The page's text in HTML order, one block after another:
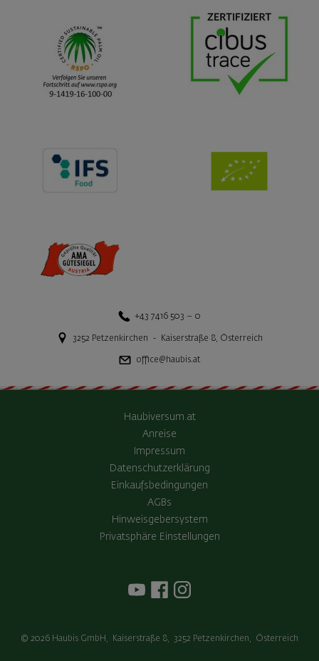
+43 7416 503 – 0
3252 Petzenkirchen - Kaiserstraße 8, Österreich
office@haubis.at
Haubiversum.at
Anreise
Impressum
Datenschutzerklärung
Einkaufsbedingungen
AGBs
Hinweisgebersystem
Privatsphäre Einstellungen
© 2026 Haubis GmbH , Kaiserstraße 8, 3252 Petzenkirchen, Österreich